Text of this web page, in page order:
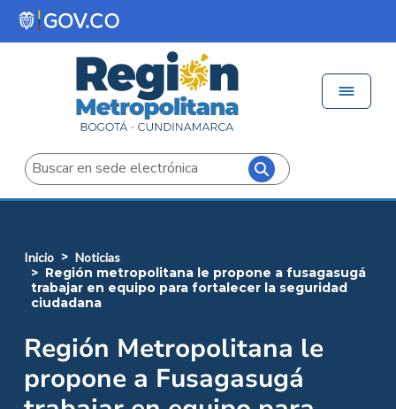
Pasar al contenido principal
Buscar
inicio noticias
región metropolitana le propone a fusagasugá
trabajar en equipo para fortalecer la seguridad
ciudadana
Región Metropolitana le
propone a Fusagasugá